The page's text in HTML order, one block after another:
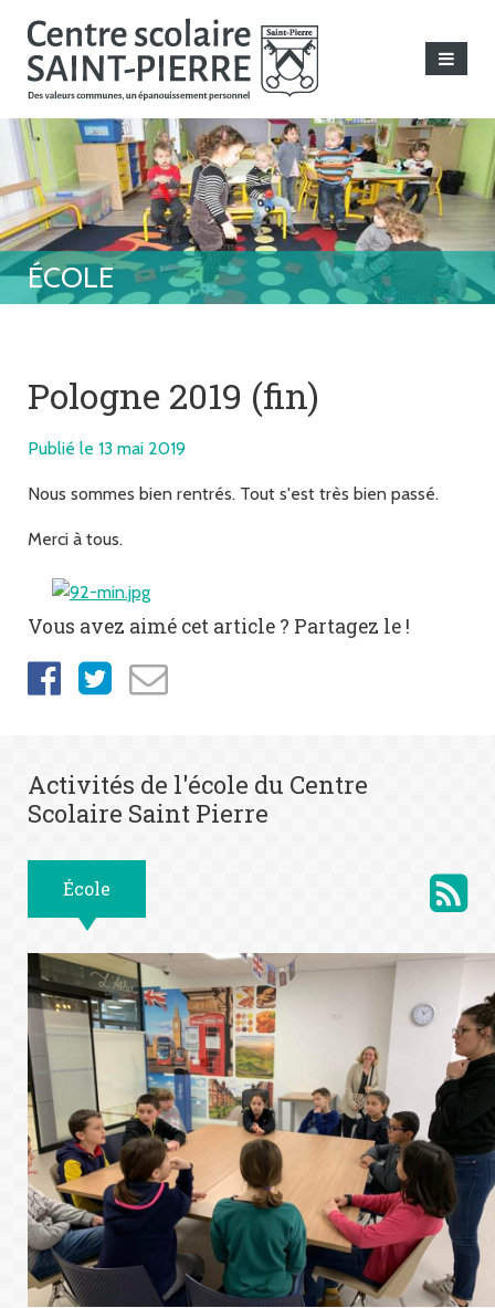
Pologne 2019 (fin)
Publié le 13 mai 2019
Nous sommes bien rentrés. Tout s'est très bien passé.
Merci à tous.
Vous avez aimé cet article ? Partagez le !
Activités de l'école du Centre
Scolaire Saint Pierre
École